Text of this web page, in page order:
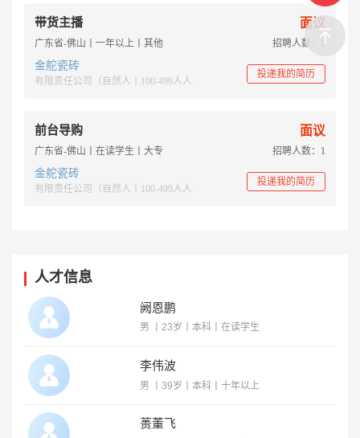
带货主播 面议
广东省-佛山丨一年以上丨其他 招聘人数：1
金舵瓷砖
有限责任公司（自然人丨100-499人人
投递我的简历
前台导购 面议
广东省-佛山丨在读学生丨大专 招聘人数：1
金舵瓷砖
有限责任公司（自然人丨100-499人人
投递我的简历
人才信息
阙恩鹏
男 丨23岁丨本科丨在读学生
李伟波
男 丨39岁丨本科丨十年以上
蒉董飞